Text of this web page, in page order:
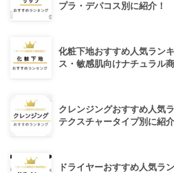
プラ・デパコス別に紹介！
化粧下地おすすめ人気ラン
ス・敏感肌向けナチュラル
クレンジングおすすめ人気
テクスチャータイプ別に紹介
ドライヤーおすすめ人気ラ